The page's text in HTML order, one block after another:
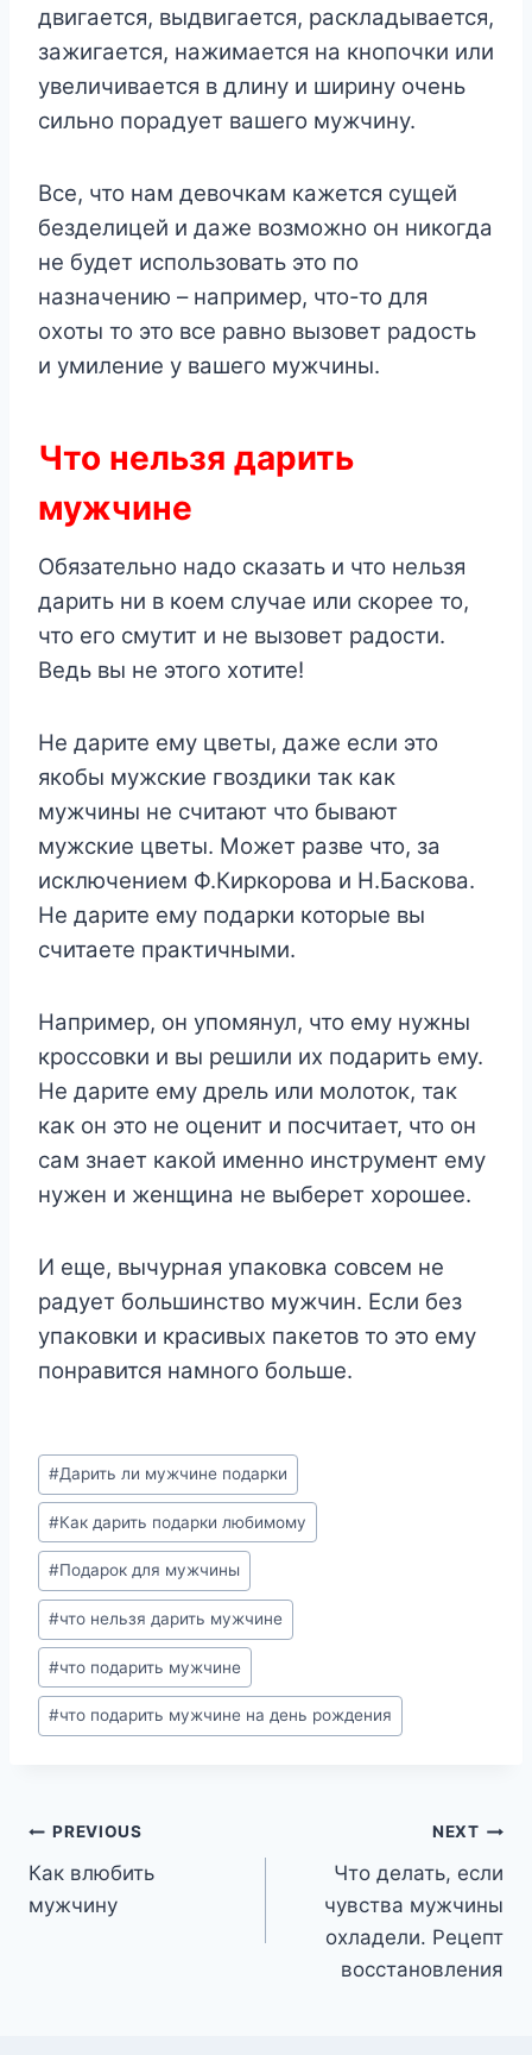
двигается, выдвигается, раскладывается,
зажигается, нажимается на кнопочки или
увеличивается в длину и ширину очень
сильно порадует вашего мужчину.
Все, что нам девочкам кажется сущей
безделицей и даже возможно он никогда
не будет использовать это по
назначению – например, что-то для
охоты то это все равно вызовет радость
и умиление у вашего мужчины.
Что нельзя дарить
мужчине
Обязательно надо сказать и что нельзя
дарить ни в коем случае или скорее то,
что его смутит и не вызовет радости.
Ведь вы не этого хотите!
Не дарите ему цветы, даже если это
якобы мужские гвоздики так как
мужчины не считают что бывают
мужские цветы. Может разве что, за
исключением Ф.Киркорова и Н.Баскова.
Не дарите ему подарки которые вы
считаете практичными.
Например, он упомянул, что ему нужны
кроссовки и вы решили их подарить ему.
Не дарите ему дрель или молоток, так
как он это не оценит и посчитает, что он
сам знает какой именно инструмент ему
нужен и женщина не выберет хорошее.
И еще, вычурная упаковка совсем не
радует большинство мужчин. Если без
упаковки и красивых пакетов то это ему
понравится намного больше.
Post
Tags:
#Дарить ли мужчине подарки
#Как дарить подарки любимому
#Подарок для мужчины
#что нельзя дарить мужчине
#что подарить мужчине
#что подарить мужчине на день рождения
Post
navigation
PREVIOUS
Как влюбить
мужчину
NEXT
Что делать, если
чувства мужчины
охладели. Рецепт
восстановления